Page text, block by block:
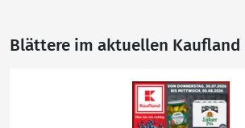
Blättere im aktuellen Kaufland